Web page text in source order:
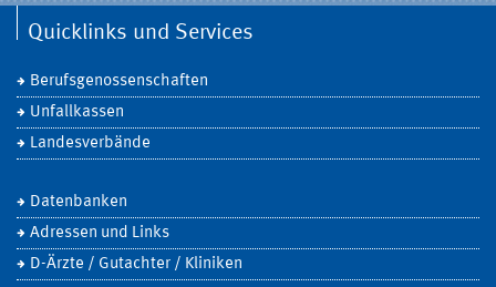
Quicklinks und Services
Berufsgenossenschaften
Unfallkassen
Landesverbände
Datenbanken
Adressen und Links
D-Ärzte / Gutachter / Kliniken